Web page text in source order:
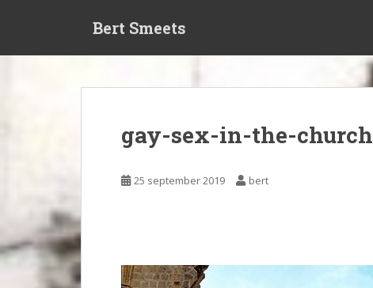
t
e
Bert Smeets
gay-sex-in-the-church
25 september 2019 bert